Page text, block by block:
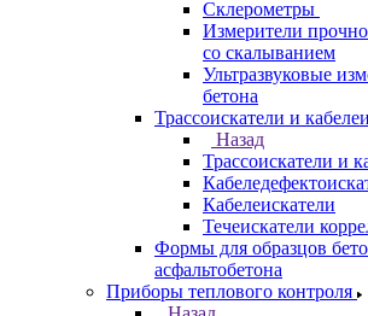
Склерометры
Измерители
со скалыванием
Ультразвуковые
бетона
Трассоискатели и
Назад
Трассоискатели и
Кабелеискатели
Течеискатели
Формы для образцов
асфальтобетона
Приборы теплового контроля